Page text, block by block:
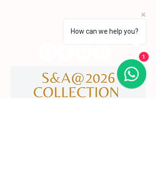
​servicodeboutique@serigrafiaseafins.pt
How can we help you?
1